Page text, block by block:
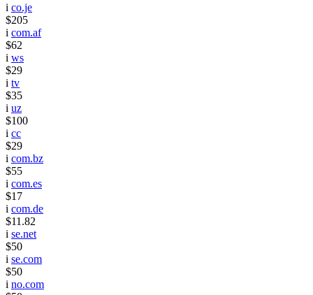
i co.je
$205
i com.af
$62
i ws
$29
i tv
$35
i uz
$100
i cc
$29
i com.bz
$55
i com.es
$17
i com.de
$11.82
i se.net
$50
i se.com
$50
i no.com